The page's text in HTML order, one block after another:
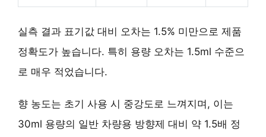
실측 결과 표기값 대비 오차는 1.5% 미만으로 제품
정확도가 높습니다. 특히 용량 오차는 1.5ml 수준으
로 매우 적었습니다.
향 농도는 초기 사용 시 중강도로 느껴지며, 이는
30ml 용량의 일반 차량용 방향제 대비 약 1.5배 정